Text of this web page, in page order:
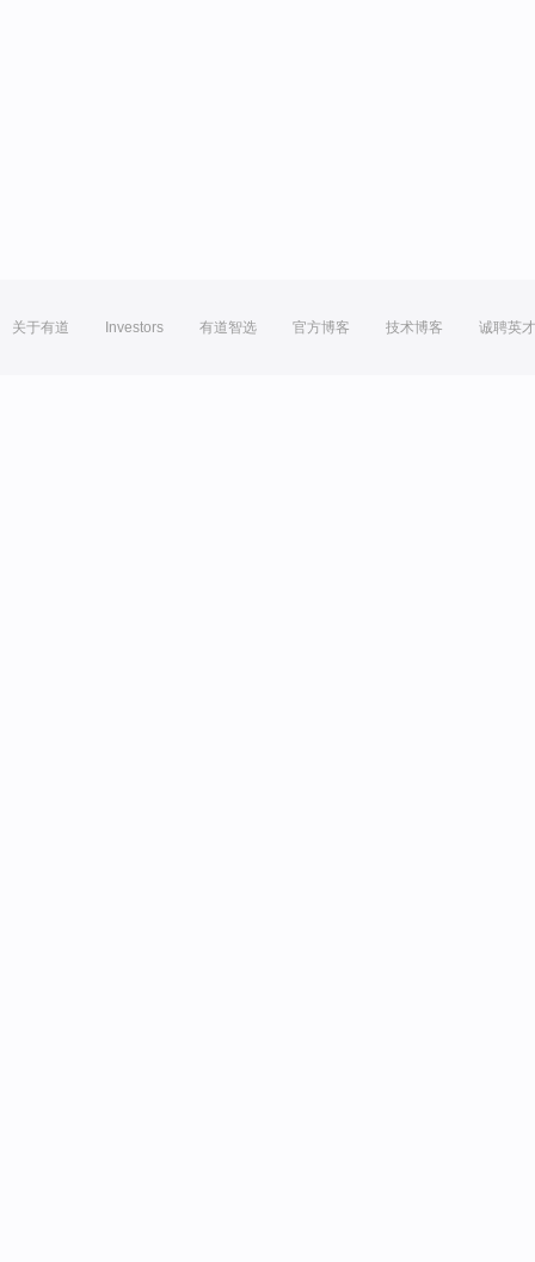
关于有道 Investors 有道智选 官方博客 技术博客 诚聘英才